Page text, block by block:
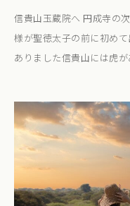
信貴山玉蔵院へ 円成寺の
様が聖徳太子の前に初め
ありました信貴山には虎